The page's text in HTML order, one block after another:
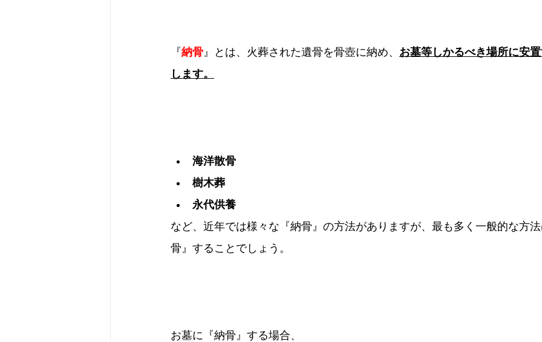
『納骨 』とは、火葬された遺骨を骨壺に納め、 お墓等しかるべき場所に安
します。
海洋散骨
樹木葬
永代供養
など、近年では様々な『納骨』の方法がありますが、最も多く一般的な方
骨』することでしょう。
お墓に『納骨』する場合、